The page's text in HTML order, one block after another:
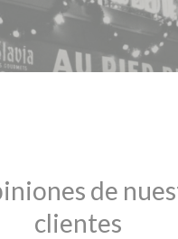
de
clientes